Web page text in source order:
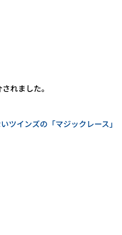
れました。
ツインズの「マジックレース」